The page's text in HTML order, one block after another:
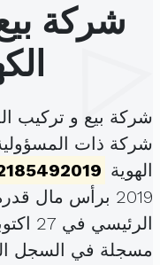
شركة
شركة بيع و تركيب
شركة ذات
الهوية
2019 برأس مال قدره
الرئيسي في 27 اكتوبر مارث (
مسجلة في السجل